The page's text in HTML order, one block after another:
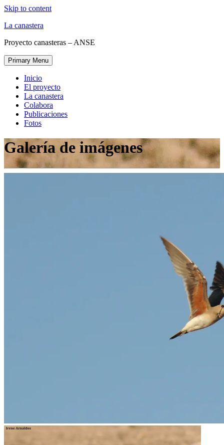
Skip to content
La canastera
Proyecto canasteras – ANSE
Primary Menu
Inicio
El proyecto
La canastera
Colabora
Publicaciones
Fotos
Galería de imágenes
Canastera común adulta